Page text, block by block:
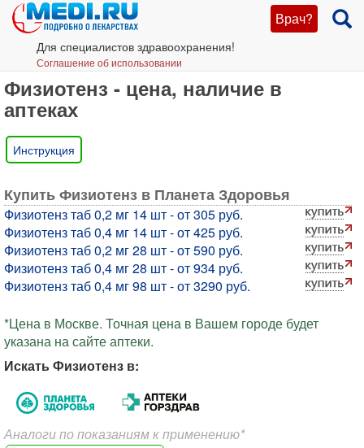
Врач?
Для специалистов здравоохранения!
Соглашение об использовании
Физиотенз - цена, наличие в
аптеках
Инструкция
Купить Физиотенз в Планета Здоровья
Физиотенз таб 0,2 мг 14 шт - от 305 руб.
Физиотенз таб 0,4 мг 14 шт - от 425 руб.
Физиотенз таб 0,2 мг 28 шт - от 590 руб.
Физиотенз таб 0,4 мг 28 шт - от 934 руб.
Физиотенз таб 0,4 мг 98 шт - от 3290 руб.
*Цена в Москве. Точная цена в Вашем городе будет
указана на сайте аптеки.
Искать Физиотенз в:
Аналоги по показаниям к применению*